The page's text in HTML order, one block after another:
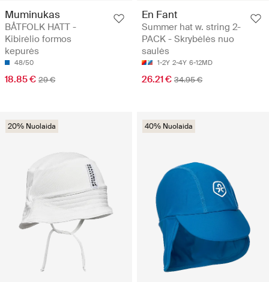
Muminukas
BÅTFOLK HATT -
Kibirėlio formos
kepurės
48/50
18.85 € 29 €
En Fant
Summer hat w. string 2-
PACK - Skrybėlės nuo
saulės
1-2Y 2-4Y 6-12MD
26.21 € 34.95 €
20% Nuolaida 40% Nuolaida